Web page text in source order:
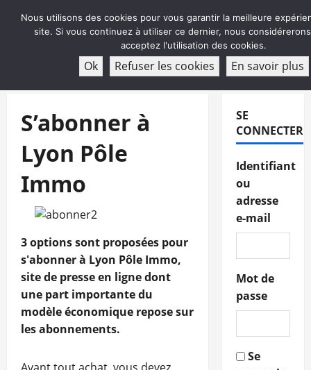
ABONNEMENT
S’abonner à
Lyon Pôle
Immo
3 options sont proposées pour
s'abonner à Lyon Pôle Immo,
site de presse en ligne dont
une part importante du
modèle économique repose sur
les abonnements.
SE
CONNECTER
Identifiant
ou
adresse
e-mail
Mot de
passe
Se
Nous utilisons des cookies pour vous garantir la meilleure
site. Si vous continuez à utiliser ce dernier, nous
acceptez l'utilisation des cookies.
Ok Refuser les cookies En savoir plus